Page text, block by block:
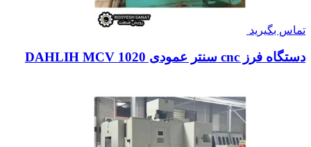
تماس بگیرید
دستگاه فرز cnc سنتر عمودی DAHLIH MCV 1020